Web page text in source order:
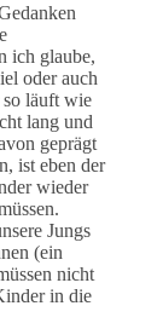
ich glaube,
oder auch
so läuft wie
lang und
geprägt
ist eben der
wieder
Jungs
(ein
nicht
in die